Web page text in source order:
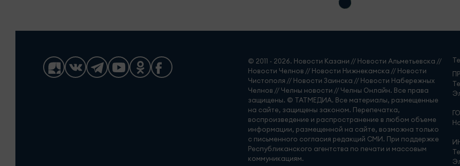
© 2011 - 2026. Новости Казани // Новости Альметьевска //
Новости Челнов // Новости Нижнекамска // Новости
Чистополя // Новости Заинска // Новости Набережных
Челнов // Челны новости // Челны Онлайн. Все права
защищены. © ТАТМЕДИА. Все материалы, размещенные
на сайте, защищены законом. Перепечатка,
воспроизведение и распространение в любом объеме
информации, размещенной на сайте, возможна только
с письменного согласия редакций СМИ. При поддержке
Республиканского агентства по печати и массовым
коммуникациям.